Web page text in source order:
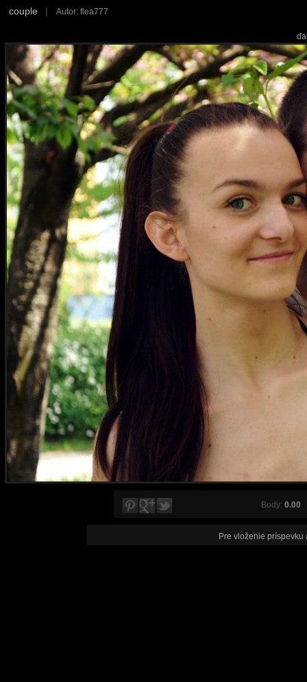
couple | Autor: flea777
Body: 0.00
Pre vloženie